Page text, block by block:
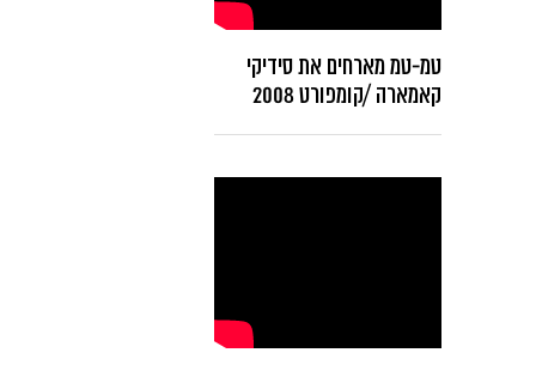
טמ-טמ מארחים את סידיקי
קאמארה /קומפורט 2008